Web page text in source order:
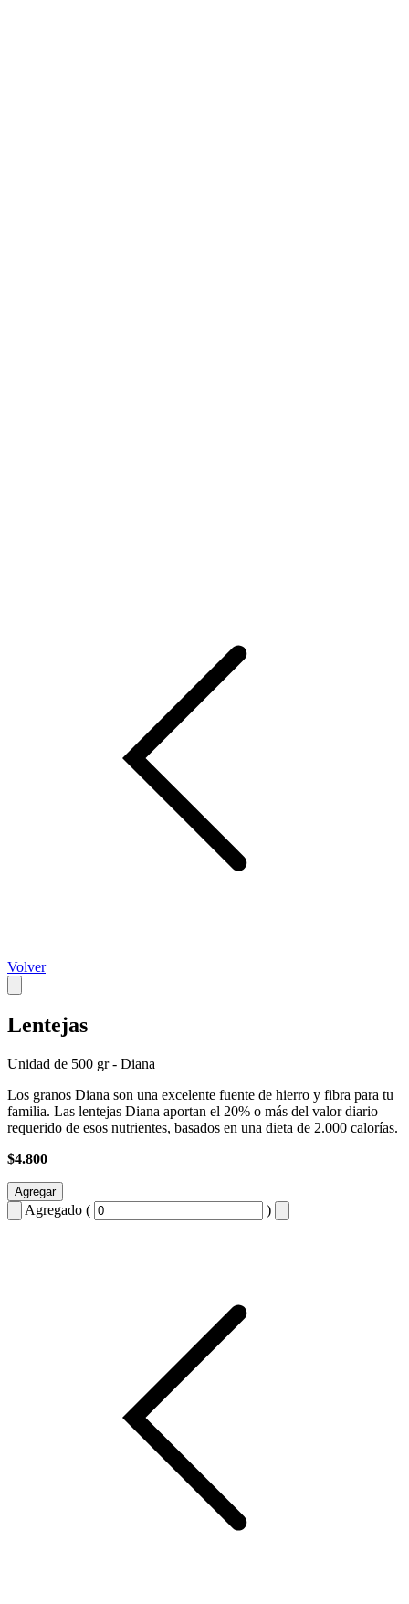
Volver
Lentejas
Unidad de 500 gr - Diana
Los granos Diana son una excelente fuente de hierro y fibra para tu
familia. Las lentejas Diana aportan el 20% o más del valor diario
requerido de esos nutrientes, basados en una dieta de 2.000 calorías.
$4.800
Agregar
Agregado ( )